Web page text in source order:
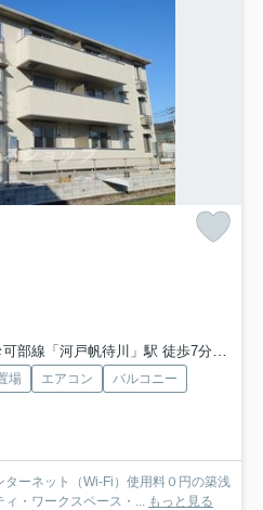
可部線「河戸帆待川」駅 徒歩7分
場 エアコン
バルコニー
ーネット（Wi-Fi）使用料０円の築浅
・ワークスペース・...
もっと見る